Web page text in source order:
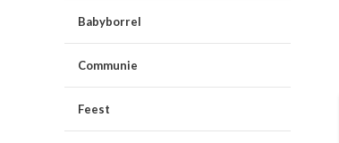
Babyborrel
Communie
Feest